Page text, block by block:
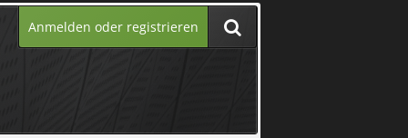
Anmelden oder registrieren